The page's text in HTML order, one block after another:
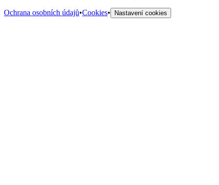
Ochrana osobních údajů•Cookies• Nastavení cookies